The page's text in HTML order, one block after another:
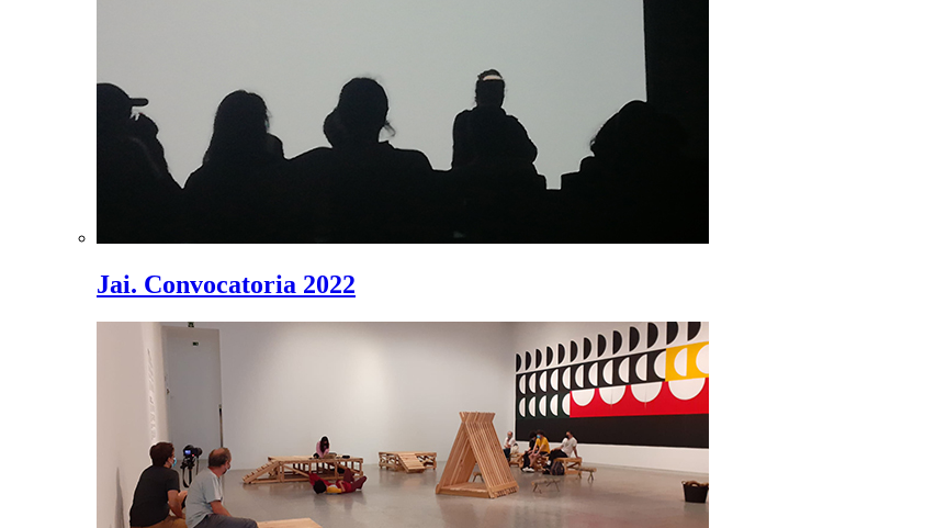
Jai. Convocatoria 2022